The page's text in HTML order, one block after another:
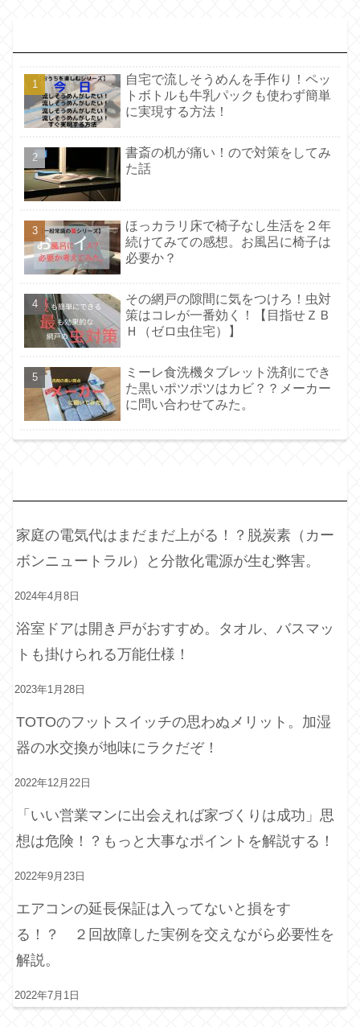
自宅で流しそうめんを手作り！ペッ
トボトルも牛乳パックも使わず簡単
に実現する方法！
書斎の机が痛い！ので対策をしてみ
た話
ほっカラリ床で椅子なし生活を２年
続けてみての感想。お風呂に椅子は
必要か？
その網戸の隙間に気をつけろ！虫対
策はコレが一番効く！【目指せＺＢ
Ｈ（ゼロ虫住宅）】
ミーレ食洗機タブレット洗剤にでき
た黒いポツポツはカビ？？メーカー
に問い合わせてみた。
家庭の電気代はまだまだ上がる！？脱炭素（カー
ボンニュートラル）と分散化電源が生む弊害。
2024年4月8日
浴室ドアは開き戸がおすすめ。タオル、バスマッ
トも掛けられる万能仕様！
2023年1月28日
TOTOのフットスイッチの思わぬメリット。加湿
器の水交換が地味にラクだぞ！
2022年12月22日
「いい営業マンに出会えれば家づくりは成功」思
想は危険！？もっと大事なポイントを解説する！
2022年9月23日
エアコンの延長保証は入ってないと損をす
る！？ ２回故障した実例を交えながら必要性を
解説。
2022年7月1日